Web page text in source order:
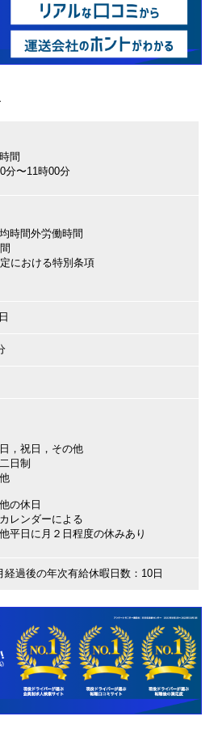
間
分〜11時00分
時間外労働時間
における特別条項
，祝日，その他
日制
の休日
レンダーによる
平日に月２日程度の休みあり
経過後の年次有給休暇日数：10日